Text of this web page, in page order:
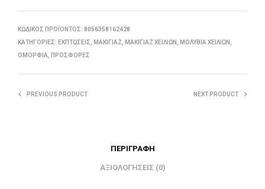
ΚΩΔΙΚΌΣ ΠΡΟΪΌΝΤΟΣ: 8056358162428
ΚΑΤΗΓΟΡΊΕΣ: ΕΚΠΤΏΣΕΙΣ ΜΑΚΙΓΙΆΖ ΜΑΚΙΓΙΆΖ ΧΕΙΛΙΏΝ ΜΟΛΎΒΙΑ ΧΕΙΛΙΏΝ
ΟΜΟΡΦΙΆ
ΠΡΟΣΦΟΡΈΣ
PREVIOUS PRODUCT NEXT PRODUCT
ΠΕΡΙΓΡΑΦΉ
ΑΞΙΟΛΟΓΉΣΕΙΣ (0)